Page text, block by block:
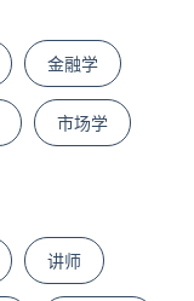
金融学
市场学
讲师